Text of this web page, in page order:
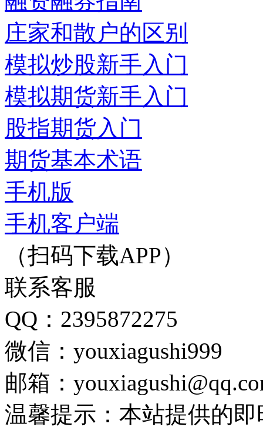
庄家和散户的区别
模拟炒股新手入门
模拟期货新手入门
股指期货入门
期货基本术语
手机版
手机客户端
（扫码下载APP）
联系客服
QQ：2395872275
微信：youxiagushi999
邮箱：
温馨提示：本站提供的